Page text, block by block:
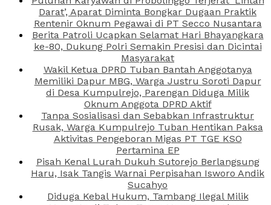
Darat’, Aparat Diminta Bongkar Dugaan Praktik
Rentenir Oknum Pegawai di PT Secco Nusantara
Berita Patroli Ucapkan Selamat Hari Bhayangkara
ke-80, Dukung Polri Semakin Presisi dan Dicintai
Masyarakat
Wakil Ketua DPRD Tuban Bantah Anggotanya
Memiliki Dapur MBG, Warga Justru Soroti Dapur
di Desa Kumpulrejo, Parengan Diduga Milik
Oknum Anggota DPRD Aktif
Tanpa Sosialisasi dan Sebabkan Infrastruktur
Rusak, Warga Kumpulrejo Tuban Hentikan Paksa
Aktivitas Pengeboran Migas PT TGE KSO
Pertamina EP
Pisah Kenal Lurah Dukuh Sutorejo Berlangsung
Haru, Isak Tangis Warnai Perpisahan Isworo Andik
Sucahyo
Diduga Kebal Hukum, Tambang Ilegal Milik